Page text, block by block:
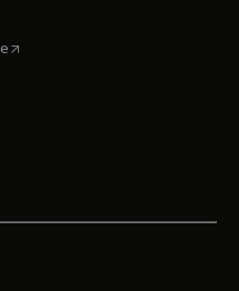
onglet
s’ouvre dans un nouvel onglet
un nouvel onglet
dans un nouvel onglet
dans un nouvel onglet